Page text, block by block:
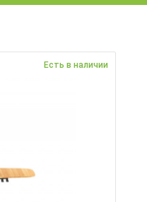
Есть в наличии